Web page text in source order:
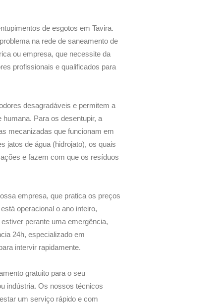
de esgotos em Tavira.
na rede de saneamento de
ou empresa, que necessite da
profissionais e qualificados para
desagradáveis e permitem a
Para os desentupir, a
mecanizadas que funcionam em
jatos de água (hidrojato), os quais
e fazem com que os resíduos
empresa, que pratica os preços
operacional o ano inteiro,
perante uma emergência,
24h, especializado em
intervir rapidamente.
gratuito para o seu
indústria. Os nossos técnicos
um serviço rápido e com